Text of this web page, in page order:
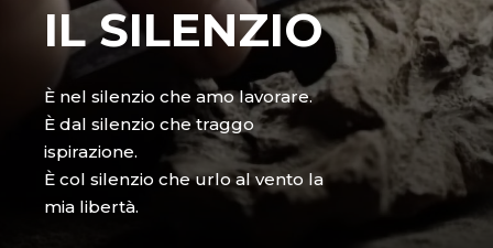
IL SILENZIO
È nel silenzio che amo lavorare.
È dal silenzio che traggo
ispirazione.
È col silenzio che urlo al vento la
mia libertà.